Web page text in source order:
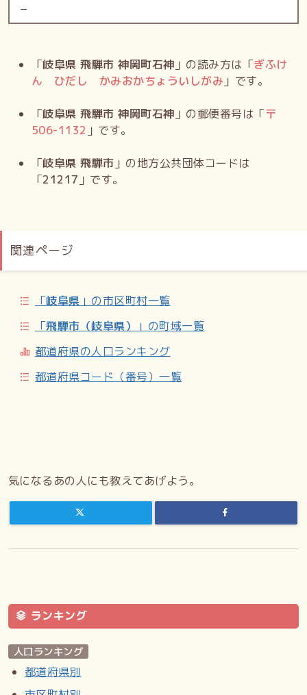
−
「岐阜県 飛騨市 神岡町石神 」の読み方は「ぎふけ
ん ひだし かみおかちょういしがみ 」です。
「岐阜県 飛騨市 神岡町石神 」の郵便番号は「〒
506-1132 」です。
「岐阜県 飛騨市 」の地方公共団体コードは
「21217 」です。
関連ページ
「岐阜県 」の市区町村一覧
「飛騨市（岐阜県）
」の町域一覧
都道府県の人口ランキング
都道府県コード（番号）一覧
気になるあの人にも教えてあげよう。
ランキング
人口ランキング
都道府県別